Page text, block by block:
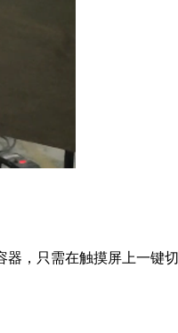
，只需在触摸屏上一键